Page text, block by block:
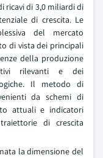
ricavi di 3,0 miliardi di
di crescita. Le
del mercato
di vista dei principali
della produzione
rilevanti e dei
Il metodo di
da schemi di
attuali e indicatori
di crescita
la dimensione del